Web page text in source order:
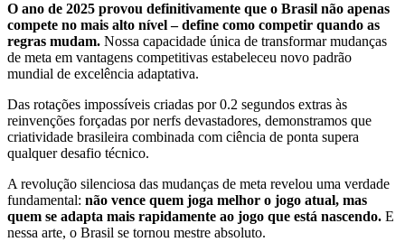
O ano de 2025 provou definitivamente que o Brasil não apenas
compete no mais alto nível – define como competir quando as
regras mudam. Nossa capacidade única de transformar mudanças
de meta em vantagens competitivas estabeleceu novo padrão
mundial de excelência adaptativa.
Das rotações impossíveis criadas por 0.2 segundos extras às
reinvenções forçadas por nerfs devastadores, demonstramos que
criatividade brasileira combinada com ciência de ponta supera
qualquer desafio técnico.
A revolução silenciosa das mudanças de meta revelou uma verdade
fundamental: não vence quem joga melhor o jogo atual, mas
quem se adapta mais rapidamente ao jogo que está nascendo. E
nessa arte, o Brasil se tornou mestre absoluto.